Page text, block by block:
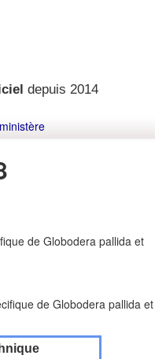
depuis 2014
de Globodera pallida et
de Globodera pallida et